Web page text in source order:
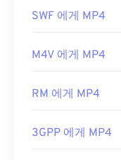
더 이상 사용되지
던 맬웨어인
니다. 다행히 현
최초 출시:1993년
열립니다. 파일을
프트웨어는 필요
로 열립니다.
여는 데 문제가 발
여는 데 문제가 있
SWF 에게 MP4
M4V 에게 MP4
RM 에게 MP4
3GPP 에게 MP4